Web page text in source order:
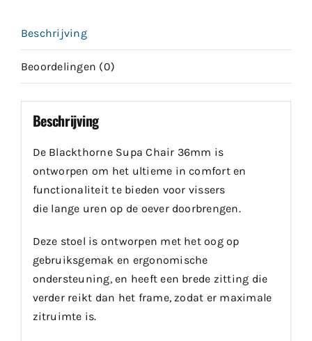
Beschrijving
Beoordelingen (0)
Beschrijving
De Blackthorne Supa Chair 36mm is
ontworpen om het ultieme in comfort en
functionaliteit te bieden voor vissers
die lange uren op de oever doorbrengen.
Deze stoel is ontworpen met het oog op
gebruiksgemak en ergonomische
ondersteuning, en heeft een brede zitting die
verder reikt dan het frame, zodat er maximale
zitruimte is.